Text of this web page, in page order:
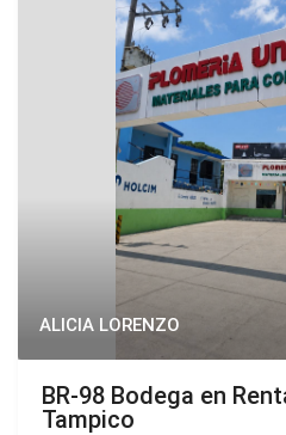
ALICIA LORENZO
BR-98 Bodega en
Tampico